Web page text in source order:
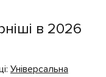
в 2026
Універсальна